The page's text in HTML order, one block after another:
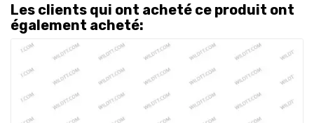
Les clients qui ont acheté ce produit ont
également acheté: